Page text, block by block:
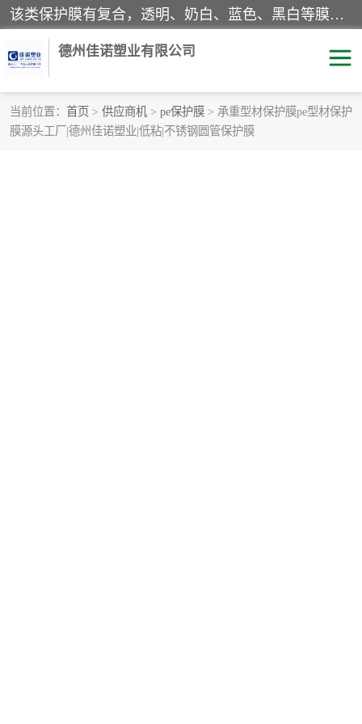
该类保护膜有复合，透明、奶白、蓝色、黑白等膜型。特高粘，高粘，中高粘，中粘，中低粘，低粘等。对于不同的粘力要求有相应的产品相适配。无胶渍残留污染。在较宽的收卷幅度下平整无皱纹，收卷长度大，利于机械化及自动化施工粘贴。为您的产品提供的表面保护解决方案。 产品广泛适用于：铝材、不锈钢、金属、塑料、电子、家电、家具、玻璃、化工材料、装饰材料等。
德州佳诺塑业有限公司
当前位置： 首页 > 供应商机 > pe保护膜 > 承重型材保护膜pe型材保护
膜源头工厂|德州佳诺塑业|低粘|不锈钢圆管保护膜